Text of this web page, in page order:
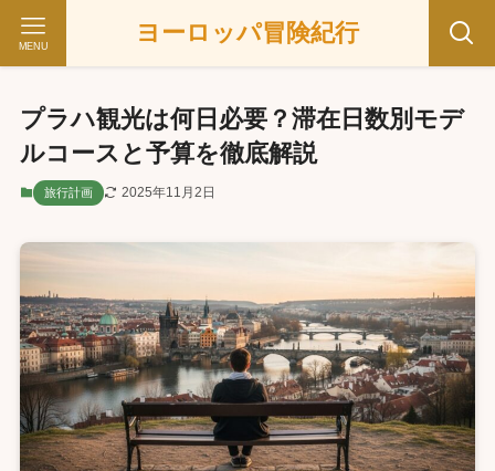
ヨーロッパ冒険紀行
MENU
プラハ観光は何日必要？滞在日数別モデ
ルコースと予算を徹底解説
旅行計画 2025年11月2日